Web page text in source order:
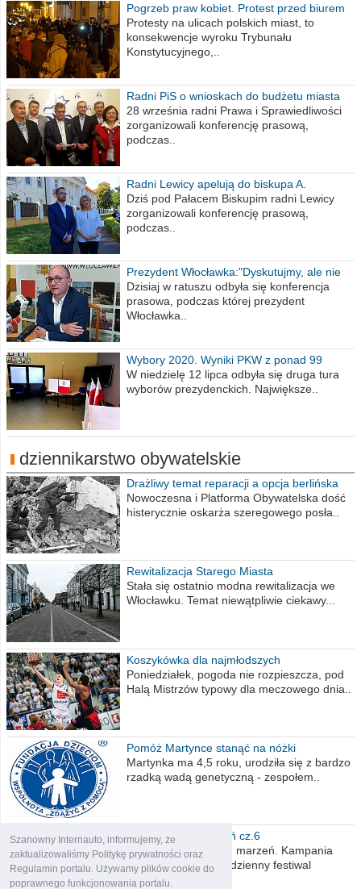
Szanowny Internauto, informujemy, że
zaktualizowaliśmy Politykę prywatności oraz
Regulamin portalu. Używamy plików cookie do
poprawnego funkcjonowania portalu.
Pogrzeb praw kobiet. Protest przed biurem
poselskim PiS
Protesty na ulicach polskich miast, to
konsekwencje wyroku Trybunału
Konstytucyjnego,..
Radni PiS o wnioskach do budżetu miasta
na 2021 rok
28 września radni Prawa i Sprawiedliwości
zorganizowali konferencję prasową,
podczas..
Radni Lewicy apelują do biskupa A.
Wiesława Meringa
Dziś pod Pałacem Biskupim radni Lewicy
zorganizowali konferencję prasową,
podczas..
Prezydent Włocławka:"Dyskutujmy, ale nie
obrażajmy się”
Dzisiaj w ratuszu odbyła się konferencja
prasowa, podczas której prezydent
Włocławka..
Wybory 2020. Wyniki PKW z ponad 99
procent obwodów
W niedzielę 12 lipca odbyła się druga tura
wyborów prezydenckich. Największe..
dziennikarstwo obywatelskie
Drażliwy temat reparacji a opcja berlińska
Nowoczesna i Platforma Obywatelska dość
histerycznie oskarża szeregowego posła..
Rewitalizacja Starego Miasta
Stała się ostatnio modna rewitalizacja we
Włocławku. Temat niewątpliwie ciekawy...
Koszykówka dla najmłodszych
Poniedziałek, pogoda nie rozpieszcza, pod
Halą Mistrzów typowy dla meczowego dnia..
Pomóż Martynce stanąć na nóżki
Martynka ma 4,5 roku, urodziła się z bardzo
rzadką wadą genetyczną - zespołem..
Polska moich marzeń cz.6
Nadszedł kres moich marzeń. Kampania
wyborcza czyli niecodzienny festiwal
obietnic,..